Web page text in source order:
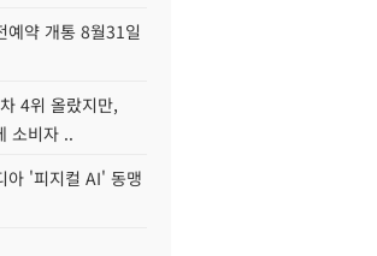
예약 개통 8월31일
4위 올랐지만,
소비자 ..
아 '피지컬 AI' 동맹